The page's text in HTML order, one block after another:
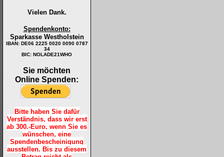
Vielen Dank.
Spendenkonto:
Sparkasse Westholstein
IBAN: DE06 2225 0020 0090 0787
34
BIC: NOLADE21WHO
Sie möchten
Online Spenden:
Bitte haben Sie dafür
Verständnis, dass wir erst
ab 300.-Euro, wenn Sie es
wünschen, eine
Spendenbescheinigung
ausstellen. Bis zu diesem